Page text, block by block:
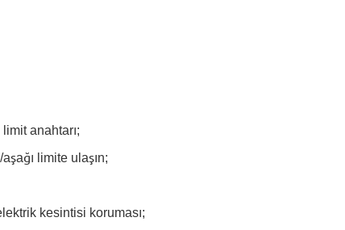
limit anahtarı;
limite ulaşın;
kesintisi koruması;